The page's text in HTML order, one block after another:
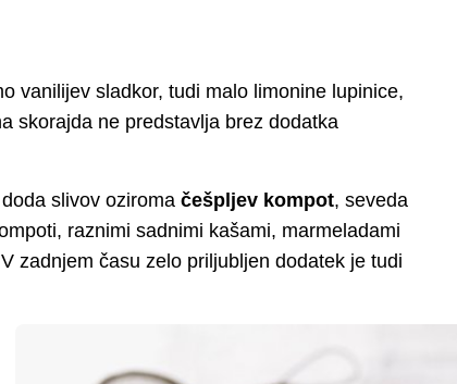
vanilijev sladkor, tudi malo limonine lupinice,
skorajda ne predstavlja brez dodatka
slivov oziroma češpljev kompot, seveda
raznimi sadnimi kašami, marmeladami
zadnjem času zelo priljubljen dodatek je tudi